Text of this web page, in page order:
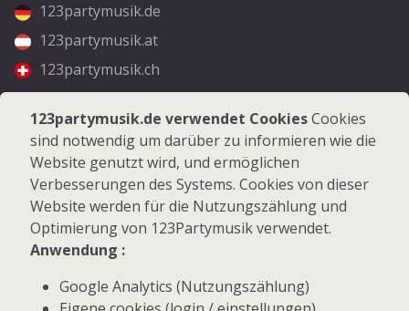
123partymusik.de
123partymusik.at
123partymusik.ch
Folgen Sie uns
Facebook
Instagram
© 2026 123Partymusik.de - Alle Rechte vorbehalten
123partymusik.de verwendet CookiesCookies
sind notwendig um darüber zu informieren wie die
Website genutzt wird, und ermöglichen
Verbesserungen des Systems. Cookies von dieser
Website werden für die Nutzungszählung und
Optimierung von 123Partymusik verwendet.
Anwendung :
Google Analytics (Nutzungszählung)